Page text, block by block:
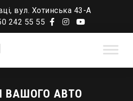
вул. Хотинська 43-А
242 55 55
ВАШОГО АВТО